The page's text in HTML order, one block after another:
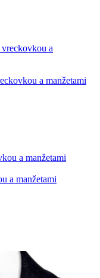
a manžetami
a manžetami